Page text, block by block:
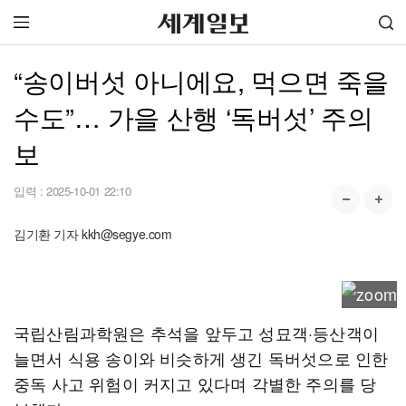
“송이버섯 아니에요, 먹으면 죽을
수도”… 가을 산행 ‘독버섯’ 주의
보
입력 : 2025-10-01 22:10
김기환 기자 kkh@segye.com
국립산림과학원은 추석을 앞두고 성묘객·등산객이
늘면서 식용 송이와 비슷하게 생긴 독버섯으로 인한
중독 사고 위험이 커지고 있다며 각별한 주의를 당